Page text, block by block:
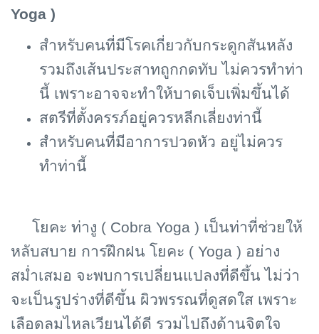
Yoga )
สำหรับคนที่มีโรคเกี่ยวกับกระดูกสันหลัง
รวมถึงเส้นประสาทถูกกดทับ ไม่ควรทำท่า
นี้ เพราะอาจจะทำให้บาดเจ็บเพิ่มขึ้นได้
สตรีที่ตั้งครรภ์อยู่ควรหลีกเลี่ยงท่านี้
สำหรับคนที่มีอาการปวดหัว อยู่ไม่ควร
ทำท่านี้
โยคะ ท่างู ( Cobra Yoga ) เป็นท่าที่ช่วยให้
หลับสบาย การฝึกฝน โยคะ ( Yoga ) อย่าง
สม่ำเสมอ จะพบการเปลี่ยนแปลงที่ดีขึ้น ไม่ว่า
จะเป็นรูปร่างที่ดีขึ้น ผิวพรรณที่ดูสดใส เพราะ
เลือดลมไหลเวียนได้ดี รวมไปถึงด้านจิตใจ